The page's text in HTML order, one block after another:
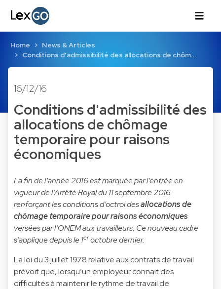
Home
News & Articles
Conditions d'admissibilité des allocations de chôm…
16/12/16
Conditions d'admissibilité des
allocations de chômage
temporaire pour raisons
économiques
La fin de l’année 2016 est marquée par l’entrée en
vigueur de l’Arrêté Royal du 11 septembre 2016
renforçant les conditions d’octroi desallocations de
chômage temporaire pour raisons économiques
versées par l’ONEM aux travailleurs. Ce nouveau cadre
s’applique depuis le 1eroctobre dernier.
La loi du 3 juillet 1978 relative aux contrats de travail
prévoit que, lorsqu’un employeur connait des
difficultés à maintenir le rythme de travail de